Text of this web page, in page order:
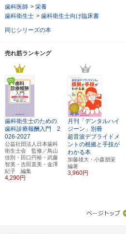
歯科医師 > 栄養
歯科衛生士 > 歯科衛生士向け臨床書
同じシリーズの本
売れ筋ランキング
歯科衛生士のための
歯科診療報酬入門 2
026-2027
公益社団法人日本歯科
衛生士会 監修／鳥山
佳則・田口円裕・武藤
智美・吉田直美・金澤
紀子 編集
4,290円
月刊「デンタルハイ
ジーン」別冊
超音波デブライドメ
ントの根拠と手技が
わかる本
加藤雄大・小森朋栄
編著
3,960円